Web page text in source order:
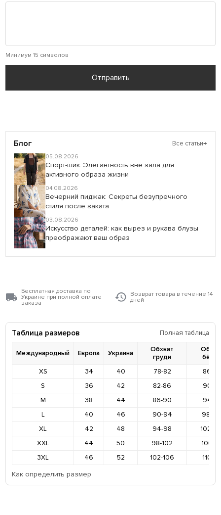
Минимум 15 символов
Отправить
Блог Все статьи→
05.08.2026
Спорт-шик: Элегантность вне зала для
активного образа жизни
04.08.2026
Вечерний пиджак: Секреты безупречного
стиля после заката
03.08.2026
Искусство деталей: как вырез и рукава блузы
преображают ваш образ
Бесплатная доставка по
Украине при полной оплате
заказа
Возврат товара в течение 14
дней
Таблица размеров Полная таблица
Международный Европа Украина
Обхват
груди
XS
34 40 78-82
86-
S
36 42 82-86
90-
M
38 44 86-90
94-
L
40 46 90-94
98-
XL
42 48 94-98
102-
XXL
44 50 98-102
106-
3XL
46 52 102-106
110-
Как определить размер